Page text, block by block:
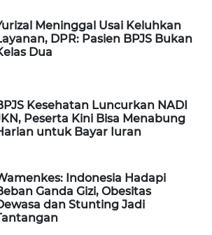
Meninggal Usai Keluhkan
DPR: Pasien BPJS Bukan
Dua
Kesehatan Luncurkan NADI
Peserta Kini Bisa Menabung
untuk Bayar Iuran
Indonesia Hadapi
Ganda Gizi, Obesitas
dan Stunting Jadi